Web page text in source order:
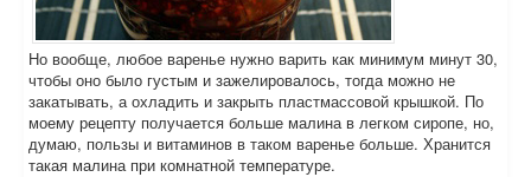
Но вообще, любое варенье нужно варить как минимум минут 30,
чтобы оно было густым и зажелировалось, тогда можно не
закатывать, а охладить и закрыть пластмассовой крышкой. По
моему рецепту получается больше малина в легком сиропе, но,
думаю, пользы и витаминов в таком варенье больше. Хранится
такая малина при комнатной температуре.